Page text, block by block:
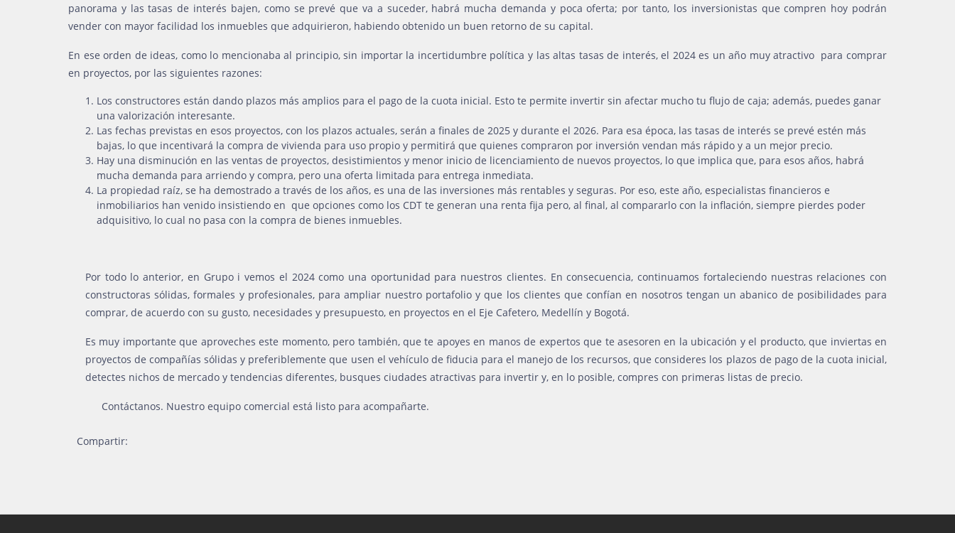
panorama y las tasas de interés bajen, como se prevé que va a suceder, habrá mucha demanda y poca oferta; por tanto, los inversionistas que compren hoy podrán
vender con mayor facilidad los inmuebles que adquirieron, habiendo obtenido un buen retorno de su capital.
En ese orden de ideas, como lo mencionaba al principio, sin importar la incertidumbre política y las altas tasas de interés, el 2024 es un año muy atractivo para comprar
en proyectos, por las siguientes razones:
Los constructores están dando plazos más amplios para el pago de la cuota inicial. Esto te permite invertir sin afectar mucho tu flujo de caja; además, puedes ganar
una valorización interesante.
Las fechas previstas en esos proyectos, con los plazos actuales, serán a finales de 2025 y durante el 2026. Para esa época, las tasas de interés se prevé estén más
bajas, lo que incentivará la compra de vivienda para uso propio y permitirá que quienes compraron por inversión vendan más rápido y a un mejor precio.
Hay una disminución en las ventas de proyectos, desistimientos y menor inicio de licenciamiento de nuevos proyectos, lo que implica que, para esos años, habrá
mucha demanda para arriendo y compra, pero una oferta limitada para entrega inmediata.
La propiedad raíz, se ha demostrado a través de los años, es una de las inversiones más rentables y seguras. Por eso, este año, especialistas financieros e
inmobiliarios han venido insistiendo en que opciones como los CDT te generan una renta fija pero, al final, al compararlo con la inflación, siempre pierdes poder
adquisitivo, lo cual no pasa con la compra de bienes inmuebles.
Por todo lo anterior, en Grupo i vemos el 2024 como una oportunidad para nuestros clientes. En consecuencia, continuamos fortaleciendo nuestras relaciones con
constructoras sólidas, formales y profesionales, para ampliar nuestro portafolio y que los clientes que confían en nosotros tengan un abanico de posibilidades para
comprar, de acuerdo con su gusto, necesidades y presupuesto, en proyectos en el Eje Cafetero, Medellín y Bogotá.
Es muy importante que aproveches este momento, pero también, que te apoyes en manos de expertos que te asesoren en la ubicación y el producto, que inviertas en
proyectos de compañías sólidas y preferiblemente que usen el vehículo de fiducia para el manejo de los recursos, que consideres los plazos de pago de la cuota inicial,
detectes nichos de mercado y tendencias diferentes, busques ciudades atractivas para invertir y, en lo posible, compres con primeras listas de precio.
Contáctanos. Nuestro equipo comercial está listo para acompañarte.
Compartir: